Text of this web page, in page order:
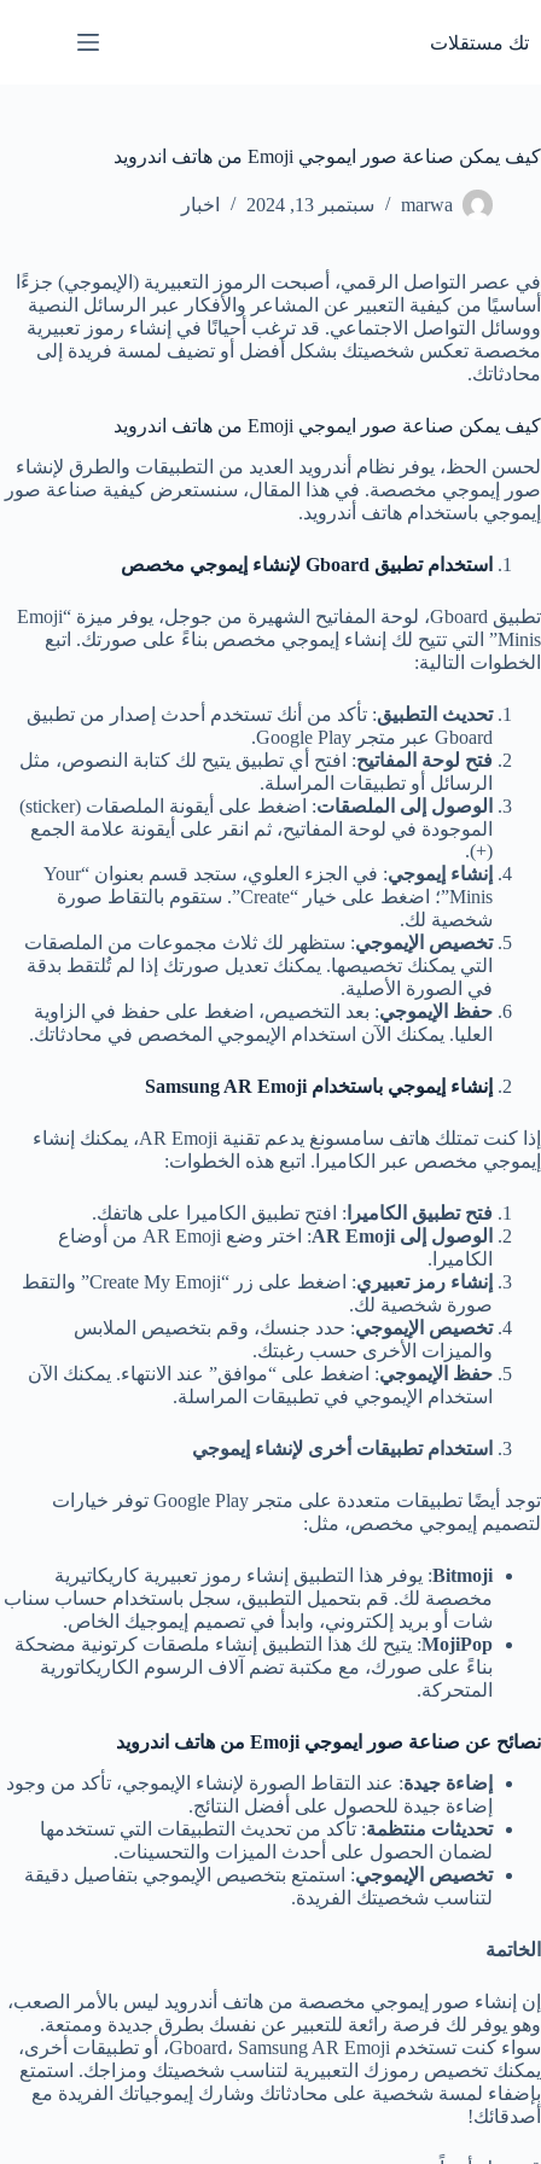
إلى
المحتوى
تك مستقلات
كيف يمكن صناعة صور ايموجي Emoji من هاتف اندرويد
marwa سبتمبر 13, 2024 اخبار
في عصر التواصل الرقمي، أصبحت الرموز التعبيرية (الإيموجي) جزءًا
أساسيًا من كيفية التعبير عن المشاعر والأفكار عبر الرسائل النصية
ووسائل التواصل الاجتماعي. قد ترغب أحيانًا في إنشاء رموز تعبيرية
مخصصة تعكس شخصيتك بشكل أفضل أو تضيف لمسة فريدة إلى
محادثاتك.
كيف يمكن صناعة صور ايموجي Emoji من هاتف اندرويد
لحسن الحظ، يوفر نظام أندرويد العديد من التطبيقات والطرق لإنشاء
صور إيموجي مخصصة. في هذا المقال، سنستعرض كيفية صناعة صور
إيموجي باستخدام هاتف أندرويد.
استخدام تطبيق Gboard لإنشاء إيموجي مخصص
تطبيق Gboard، لوحة المفاتيح الشهيرة من جوجل، يوفر ميزة “Emoji
Minis” التي تتيح لك إنشاء إيموجي مخصص بناءً على صورتك. اتبع
الخطوات التالية:
تحديث التطبيق: تأكد من أنك تستخدم أحدث إصدار من تطبيق
Gboard عبر متجر Google Play.
فتح لوحة المفاتيح: افتح أي تطبيق يتيح لك كتابة النصوص، مثل
الرسائل أو تطبيقات المراسلة.
الوصول إلى الملصقات
: اضغط على أيقونة الملصقات (sticker)
الموجودة في لوحة المفاتيح، ثم انقر على أيقونة علامة الجمع
(+).
إنشاء إيموجي
: في الجزء العلوي، ستجد قسم بعنوان “Your
Minis”؛ اضغط على خيار “Create”. ستقوم بالتقاط صورة
شخصية لك.
تخصيص الإيموجي: ستظهر لك ثلاث مجموعات من الملصقات
التي يمكنك تخصيصها. يمكنك تعديل صورتك إذا لم تُلتقط بدقة
في الصورة الأصلية.
حفظ الإيموجي: بعد التخصيص، اضغط على حفظ في الزاوية
العليا. يمكنك الآن استخدام الإيموجي المخصص في محادثاتك.
إنشاء إيموجي باستخدام Samsung AR Emoji
إذا كنت تمتلك هاتف سامسونغ يدعم تقنية AR Emoji، يمكنك إنشاء
إيموجي مخصص عبر الكاميرا. اتبع هذه الخطوات:
فتح تطبيق الكاميرا : افتح تطبيق الكاميرا على هاتفك.
الوصول إلى
: اختر وضع AR Emoji من أوضاع
الكاميرا.
إنشاء رمز تعبيري
: اضغط على زر “Create My Emoji” والتقط
صورة شخصية لك.
تخصيص الإيموجي: حدد جنسك، وقم بتخصيص الملابس
والميزات الأخرى حسب رغبتك.
حفظ الإيموجي: اضغط على “موافق” عند الانتهاء. يمكنك الآن
استخدام الإيموجي في تطبيقات المراسلة.
استخدام تطبيقات أخرى لإنشاء إيموجي
توجد أيضًا تطبيقات متعددة على متجر Google Play توفر خيارات
لتصميم إيموجي مخصص، مثل:
Bitmoji: يوفر هذا التطبيق إنشاء رموز تعبيرية كاريكاتيرية
مخصصة لك. قم بتحميل التطبيق، سجل باستخدام حساب سناب
شات أو بريد إلكتروني، وابدأ في تصميم إيموجيك الخاص.
MojiPop: يتيح لك هذا التطبيق إنشاء ملصقات كرتونية مضحكة
بناءً على صورك، مع مكتبة تضم آلاف الرسوم الكاريكاتورية
المتحركة.
نصائح عن صناعة صور ايموجي Emoji من هاتف اندرويد
إضاءة جيدة: عند التقاط الصورة لإنشاء الإيموجي، تأكد من وجود
إضاءة جيدة للحصول على أفضل النتائج.
تحديثات منتظمة: تأكد من تحديث التطبيقات التي تستخدمها
لضمان الحصول على أحدث الميزات والتحسينات.
تخصيص الإيموجي: استمتع بتخصيص الإيموجي بتفاصيل دقيقة
لتناسب شخصيتك الفريدة.
الخاتمة
إن إنشاء صور إيموجي مخصصة من هاتف أندرويد ليس بالأمر الصعب،
وهو يوفر لك فرصة رائعة للتعبير عن نفسك بطرق جديدة وممتعة.
سواء كنت تستخدم Gboard، Samsung AR Emoji، أو تطبيقات أخرى،
يمكنك تخصيص رموزك التعبيرية لتناسب شخصيتك ومزاجك. استمتع
بإضفاء لمسة شخصية على محادثاتك وشارك إيموجياتك الفريدة مع
أصدقائك!